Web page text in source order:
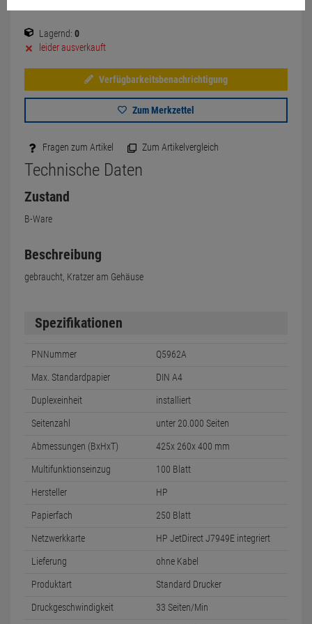
Lagernd: 0
leider ausverkauft
Verfügbarkeitsbenachrichtigung
Zum Merkzettel
Fragen zum Artikel Zum Artikelvergleich
Technische Daten
Zustand
B-Ware
Beschreibung
gebraucht, Kratzer am Gehäuse
Spezifikationen
PNNummer Q5962A
Max. Standardpapier DIN A4
Duplexeinheit installiert
Seitenzahl unter 20.000 Seiten
Abmessungen (BxHxT) 425x 260x 400 mm
Multifunktionseinzug 100 Blatt
Hersteller HP
Papierfach 250 Blatt
Netzwerkkarte HP JetDirect J7949E integriert
Lieferung ohne Kabel
Produktart Standard Drucker
Druckgeschwindigkeit 33 Seiten/Min